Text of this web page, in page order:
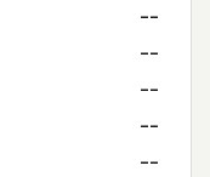
--
--
--
--
--